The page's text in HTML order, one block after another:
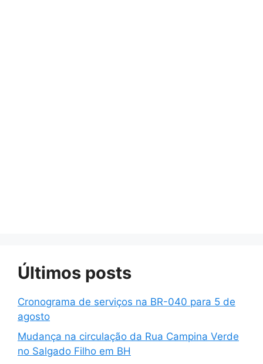
Últimos posts
Cronograma de serviços na BR-040 para 5 de
agosto
Mudança na circulação da Rua Campina Verde
no Salgado Filho em BH